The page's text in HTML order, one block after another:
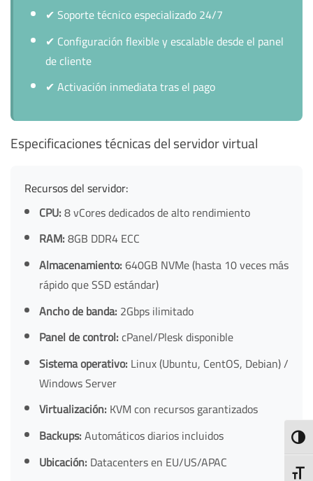
✔Soporte técnico especializado 24/7
✔ Configuración flexible y escalable desde el panel
de cliente
✔Activación inmediata tras el pago
Especificaciones técnicas del servidor virtual
Recursos del servidor:
CPU:8 vCores dedicados de alto rendimiento
RAM:8GB DDR4 ECC
Almacenamiento:640GB NVMe (hasta 10 veces más
rápido que SSD estándar)
Ancho de banda: 2Gbps ilimitado
Panel de control:cPanel/Plesk disponible
Sistema operativo: Linux (Ubuntu, CentOS, Debian) /
Windows Server
Virtualización: KVM con recursos garantizados
Backups:Automáticos diarios incluidos
Ubicación: Datacenters en EU/US/APAC